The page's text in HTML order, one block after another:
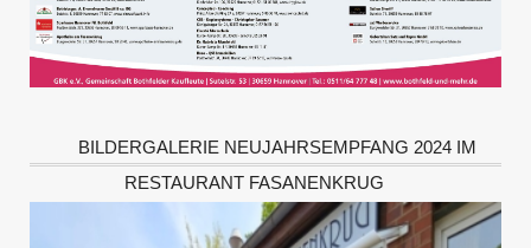
BILDERGALERIE NEUJAHRSEMPFANG 2024 IM
RESTAURANT FASANENKRUG